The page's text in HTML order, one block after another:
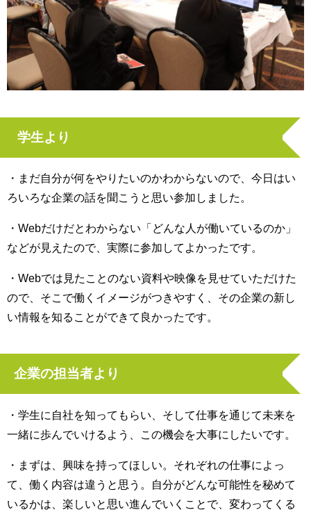
学生より
・まだ自分が何をやりたいのかわからないので、今日はい
ろいろな企業の話を聞こうと思い参加しました。
・ Webだけだとわからない「どんな人が働いているのか」
などが見えたので、実際に参加してよかったです。
・ Webでは見たことのない資料や映像を見せていただけた
ので、そこで働くイメージがつきやすく、その企業の新し
い情報を知ることができて良かったです。
企業の担当者より
・学生に自社を知ってもらい、そして仕事を通じて未来を
一緒に歩んでいけるよう、この機会を大事にしたいです。
・まずは、興味を持ってほしい。それぞれの仕事によっ
て、働く内容は違うと思う。自分がどんな可能性を秘めて
いるかは、楽しいと思い進んでいくことで、変わってくる